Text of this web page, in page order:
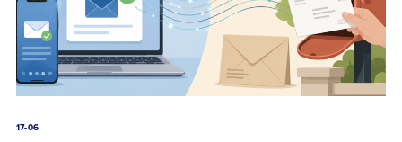
17-06